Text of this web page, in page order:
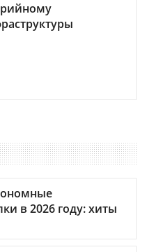
в 2026 году: хиты